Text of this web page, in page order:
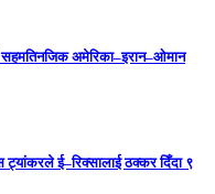
सहमतिनजिक अमेरिका–इरान–ओमान
ट्यांकरले ई–रिक्सालाई ठक्कर दिँदा ९